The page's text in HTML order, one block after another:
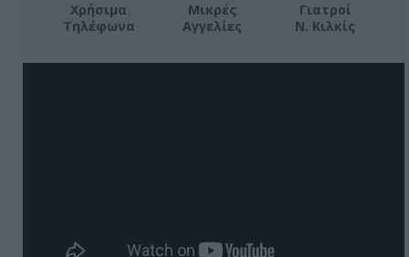
Χρήσιμα
Τηλέφωνα
Μικρές
Αγγελίες
Γιατροί
Ν. Κιλκίς